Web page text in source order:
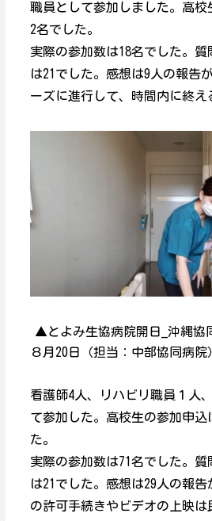
職員として参加しました。高校
2名でした。
実際の参加数は18名でした。
は21でした。感想は9人の報告
ーズに進行して、時間内に終え
▲とよみ生協病院開日_沖縄協
８月20日（担当：中部協同病院
看護師4人、リハビリ職員１人
て参加した。高校生の参加申込
た。
実際の参加数は71名でした。
は21でした。感想は29人の報
の許可手続きやビデオの上映は